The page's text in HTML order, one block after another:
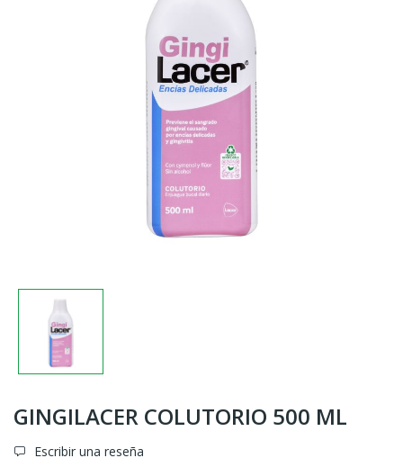
GINGILACER COLUTORIO 500 ML
Escribir una reseña